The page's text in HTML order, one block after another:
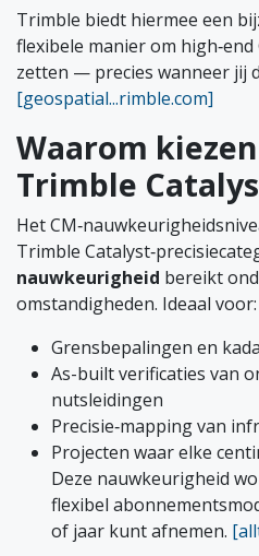
Trimble biedt hiermee een
flexibele manier om high‑end
zetten — precies wanneer jij
[geospatial...rimble.com]
Waarom
Trimble
Het
Trimble
nauwkeurigheid bereikt
omstandigheden. Ideaal voor:
Grensbepalingen en
As-built verificaties van
nutsleidingen
Precisie‑mapping van
Projecten waar elke
Deze nauwkeurigheid
flexibel
of jaar kunt afnemen.